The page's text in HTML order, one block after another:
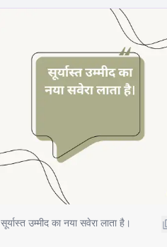
सूर्यास्त उम्मीद का नया सवेरा लाता है।